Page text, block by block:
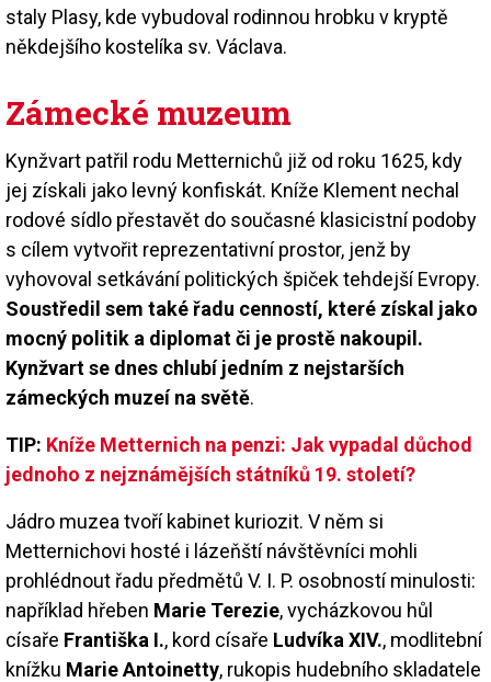
staly Plasy, kde vybudoval rodinnou hrobku v kryptě
někdejšího kostelíka sv. Václava.
Zámecké muzeum
Kynžvart patřil rodu Metternichů již od roku 1625, kdy
jej získali jako levný konfiskát. Kníže Klement nechal
rodové sídlo přestavět do současné klasicistní podoby
s cílem vytvořit reprezentativní prostor, jenž by
vyhovoval setkávání politických špiček tehdejší Evropy.
Soustředil sem také řadu cenností, které získal jako
mocný politik a diplomat či je prostě nakoupil.
Kynžvart se dnes chlubí jedním z nejstarších
zámeckých muzeí na světě.
TIP: Kníže Metternich na penzi: Jak vypadal důchod
jednoho z nejznámějších státníků 19. století?
Jádro muzea tvoří kabinet kuriozit. V něm si
Metternichovi hosté i lázeňští návštěvníci mohli
prohlédnout řadu předmětů V. I. P. osobností minulosti:
například hřeben Marie Terezie, vycházkovou hůl
císaře Františka I., kord císaře Ludvíka XIV., modlitební
knížku Marie Antoinetty, rukopis hudebního skladatele